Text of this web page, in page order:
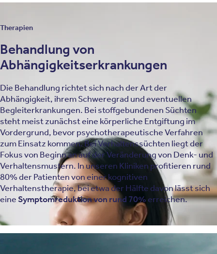
Therapien
Behandlung von
Abhängigkeitserkrankungen
Die Behandlung richtet sich nach der Art der
Abhängigkeit, ihrem Schweregrad und eventuellen
Begleiterkrankungen. Bei stoffgebundenen Süchten
steht meist zunächst eine körperliche Entgiftung im
Vordergrund, bevor psychotherapeutische Verfahren
zum Einsatz kommen. Bei Verhaltenssüchten liegt der
Fokus von Beginn an auf der Veränderung von Denk- und
Verhaltensmustern. In unseren Kliniken profitieren rund
80% der Patienten von einer kognitiven
Verhaltenstherapie, bei etwa der Hälfte davon lässt sich
eineSymptomreduktion von rund 70% erreichen.
Zur Behandlung von Abhängigkeitserkrankungen setzen
wir unter anderem diese Therapieverfahren und